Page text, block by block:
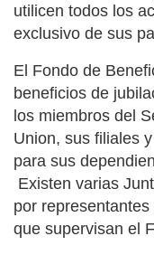
utilicen todos los
exclusivo de sus
El Fondo de
beneficios de
los miembros del
Union, sus filiales
para sus
Existen varias
por
que supervisan el